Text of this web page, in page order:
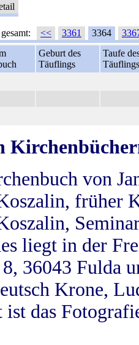
<< 3361 3364
Geburt des
Täuflings
Taufe
Täuflings
von
früher
liegt in der
36043 Fulda
Krone,
das